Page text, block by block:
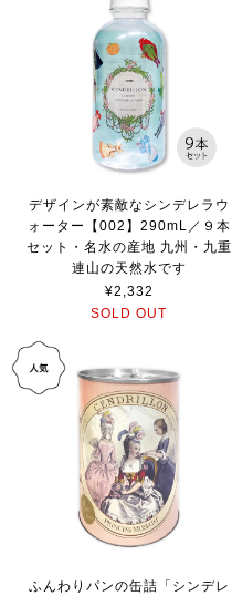
デザインが素敵なシンデレラウ
ォーター【002】290mL／９本
セット・名水の産地 九州・九重
連山の天然水です
¥2,332
SOLD OUT
ふんわりパンの缶詰「シンデレ